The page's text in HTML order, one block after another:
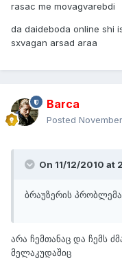
rasac me movagvarebdi
da daideboda online shi
sxvagan arsad araa
Barca
Posted
On 11/12/2010 at
ბრაუზერის
არა ჩემთანაც და ჩემს
მელაკუდაშიც